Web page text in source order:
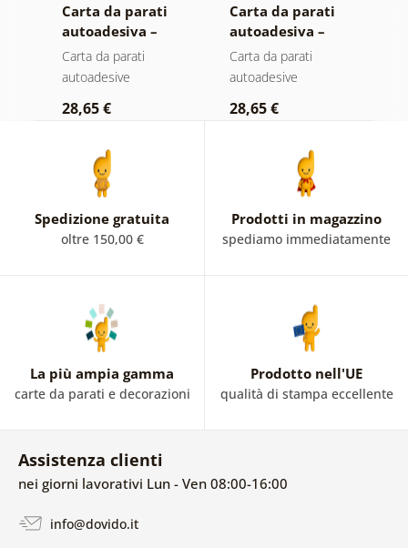
Carta da parati
autoadesiva –
Foglie con
sfumatura
Carta da parati
autoadesive
28,65 €
Carta da parati
autoadesiva –
Foresta nella
nebbia
Carta da parati
autoadesive
28,65 €
Spedizione gratuita
oltre 150,00 €
Prodotti in magazzino
spediamo immediatamente
La più ampia gamma
carte da parati e decorazioni
Prodotto nell'UE
qualità di stampa eccellente
Assistenza clienti
nei giorni lavorativi Lun - Ven 08:00-16:00
info@dovido.it